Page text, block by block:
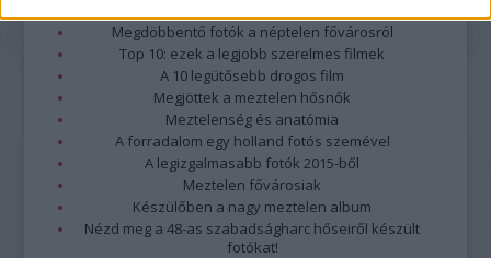
Megdöbbentő fotók a néptelen fővárosról
Top 10: ezek a legjobb szerelmes filmek
A 10 legütősebb drogos film
Megjöttek a meztelen hősnők
Meztelenség és anatómia
A forradalom egy holland fotós szemével
A legizgalmasabb fotók 2015-ből
Meztelen fővárosiak
Készülőben a nagy meztelen album
Nézd meg a 48-as szabadságharc hőseiről készült
fotókat!